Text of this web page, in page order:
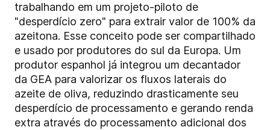
trabalhando em um projeto-piloto de
"desperdício zero" para extrair valor de 100% da
azeitona. Esse conceito pode ser compartilhado
e usado por produtores do sul da Europa. Um
produtor espanhol já integrou um decantador
da GEA para valorizar os fluxos laterais do
azeite de oliva, reduzindo drasticamente seu
desperdício de processamento e gerando renda
extra através do processamento adicional dos